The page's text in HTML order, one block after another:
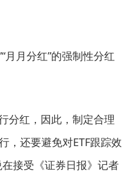
月月分红”的强制性分红
分红，因此，制定合理
，还要避免对ETF跟踪效
接受《证券日报》记者